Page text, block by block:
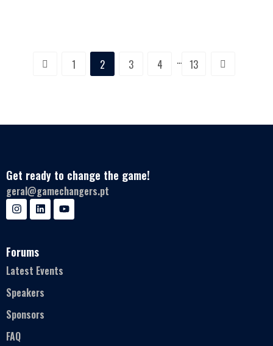
1 2 3 4 … 13
Get ready to change the game!
geral@gamechangers.pt
Forums
Latest Events
Speakers
Sponsors
FAQ